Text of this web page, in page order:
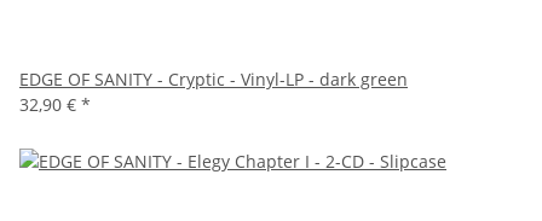
EDGE OF SANITY - Cryptic - Vinyl-LP - dark green
32,90 € *